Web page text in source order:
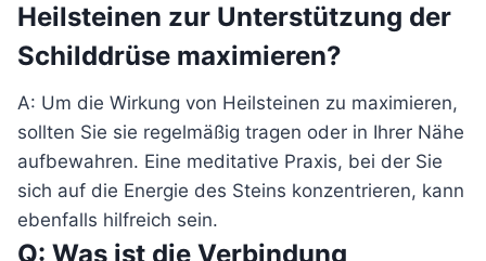
Heilsteinen zur Unterstützung der
Schilddrüse maximieren?
A: Um die Wirkung von Heilsteinen zu maximieren,
sollten Sie sie regelmäßig tragen oder in Ihrer Nähe
aufbewahren. Eine meditative Praxis, bei der Sie
sich auf die Energie des Steins konzentrieren, kann
ebenfalls hilfreich sein.
Q: Was ist die Verbindung